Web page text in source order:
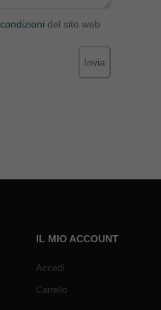
del sito web
Invia
IL MIO ACCOUNT
Accedi
Carrello